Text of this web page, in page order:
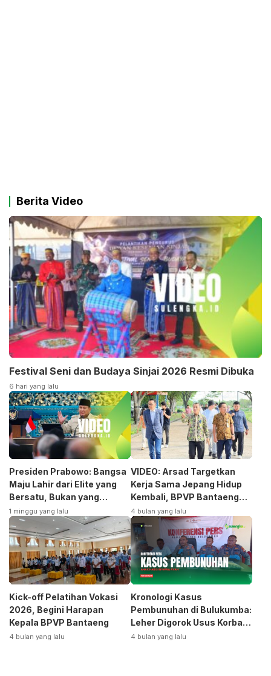
Berita Video
Festival Seni dan Budaya Sinjai 2026 Resmi Dibuka
6 hari yang lalu
Presiden Prabowo: Bangsa
Maju Lahir dari Elite yang
Bersatu, Bukan yang
Terpecah
1 minggu yang lalu
VIDEO: Arsad Targetkan
Kerja Sama Jepang Hidup
Kembali, BPVP Bantaeng
Siap Bangkitkan Jurusan
Otomotif
4 bulan yang lalu
Kick-off Pelatihan Vokasi
2026, Begini Harapan
Kepala BPVP Bantaeng
4 bulan yang lalu
Kronologi Kasus
Pembunuhan di Bulukumba:
Leher Digorok Usus Korban
Dikeluarkan
4 bulan yang lalu